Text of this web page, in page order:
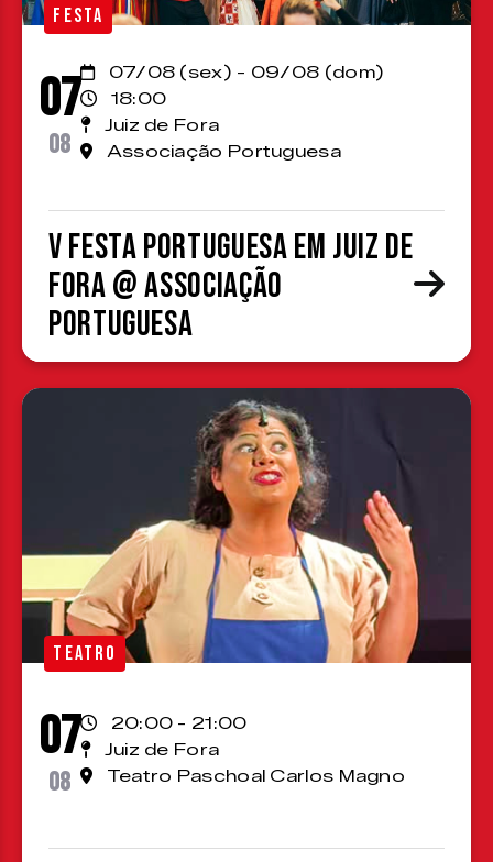
FESTA
07
08
07/08 (sex) - 09/08 (dom)
18:00
Juiz de Fora
Associação Portuguesa
V Festa Portuguesa em Juiz de
Fora @ Associação
Portuguesa
TEATRO
07
08
20:00 - 21:00
Juiz de Fora
Teatro Paschoal Carlos Magno